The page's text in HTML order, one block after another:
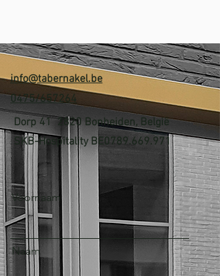
info@tabernakel.be
0475/657264
Voornaam
Naam
Dorp 41 2820 Bonheiden, België
SKB-Hospitality BE0789.669.971